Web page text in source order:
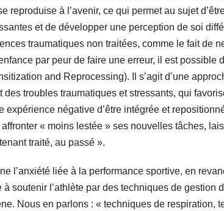
reproduise à l’avenir, ce qui permet au sujet
et de développer une perception de soi
traumatiques non traitées, comme le fait de
par peur de faire une erreur, il est possible
and Reprocessing). Il s’agit d’une
des troubles traumatiques et stressants, qui
expérience négative d’être intégrée et
« moins lestée » ses nouvelles tâches,
traité, au passé ».
l’anxiété liée à la performance sportive, en
à soutenir l’athlète par des techniques de gestion
Nous en parlons : « techniques de respiration,